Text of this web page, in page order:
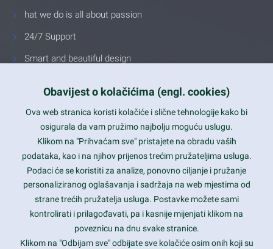
hat we do is all about passion
24/7 Support
Smart and beautiful design
Latest trends and much more...
Contact Info
1600 Amphitheatre Parkway, Mountain View, CA 94043
prothemes.net@gmail.com
Obavijest o kolačićima (engl. cookies)
Ova web stranica koristi kolačiće i slične tehnologije kako bi
osigurala da vam pružimo najbolju moguću uslugu.
Klikom na "Prihvaćam sve" pristajete na obradu vaših
podataka, kao i na njihov prijenos trećim pružateljima usluga.
Podaci će se koristiti za analize, ponovno ciljanje i pružanje
personaliziranog oglašavanja i sadržaja na web mjestima od
strane trećih pružatelja usluga. Postavke možete sami
kontrolirati i prilagođavati, pa i kasnije mijenjati klikom na
poveznicu na dnu svake stranice.
Klikom na "Odbijam sve" odbijate sve kolačiće osim onih koji su